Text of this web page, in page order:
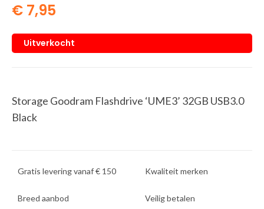
€ 7,95
Uitverkocht
Storage Goodram Flashdrive ‘UME3’ 32GB USB3.0
Black
Gratis levering vanaf € 150 Kwaliteit merken
Breed aanbod Veilig betalen